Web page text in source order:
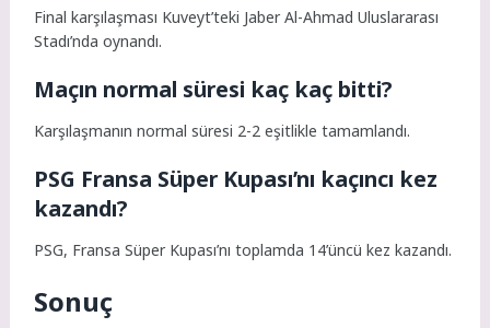
Final karşılaşması Kuveyt’teki Jaber Al-Ahmad Uluslararası
Stadı’nda oynandı.
Maçın normal süresi kaç kaç bitti?
Karşılaşmanın normal süresi 2-2 eşitlikle tamamlandı.
PSG Fransa Süper Kupası’nı kaçıncı kez
kazandı?
PSG, Fransa Süper Kupası’nı toplamda 14’üncü kez kazandı.
Sonuç